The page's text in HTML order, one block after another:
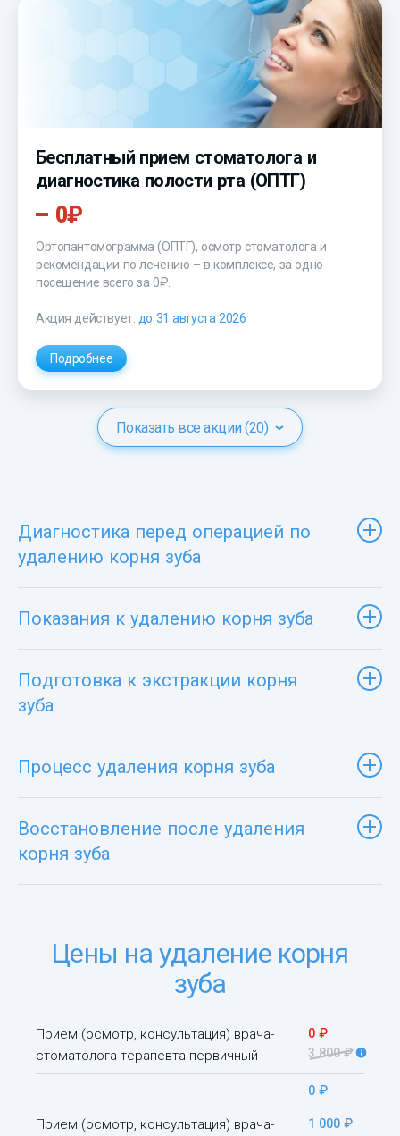
Бесплатный прием стоматолога и
диагностика полости рта (ОПТГ)
0₽
Ортопантомограмма (ОПТГ), осмотр стоматолога и
рекомендации по лечению – в комплексе, за одно
посещение всего за 0₽.
Акция действует: до 31 августа 2026
Подробнее
Показать все акции (20)
Диагностика перед операцией по
удалению корня зуба
Показания к удалению корня зуба
Подготовка к экстракции корня
зуба
Процесс удаления корня зуба
Восстановление после удаления
корня зуба
Цены на удаление корня
зуба
Прием (осмотр, консультация) врача-
стоматолога-терапевта первичный
0 ₽
3 800 ₽
0 ₽
Прием (осмотр, консультация) врача-
1 000 ₽